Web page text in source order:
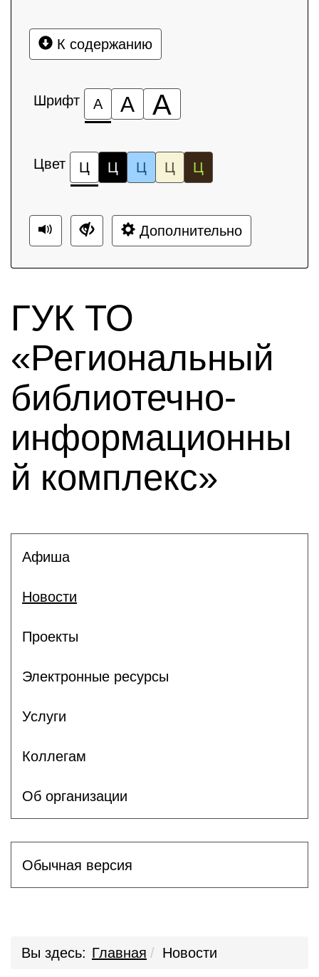
К содержанию
Шрифт А А А
Цвет Ц Ц Ц Ц Ц
Дополнительно
ГУК ТО
«Региональный
библиотечно-
информационны
й комплекс»
Афиша
Новости
Проекты
Электронные ресурсы
Услуги
Коллегам
Об организации
Обычная версия
Вы здесь: Главная Новости